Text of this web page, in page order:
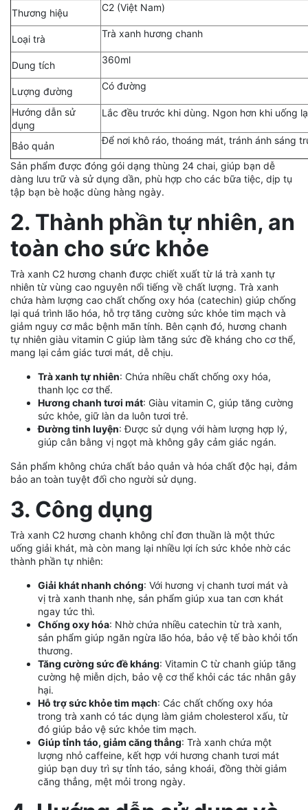
Thương hiệu C2 (Việt Nam)
Loại trà Trà xanh hương chanh
Dung tích 360ml
Lượng đường Có đường
Hướng dẫn sử
dụng
Lắc đều trước khi dùng. Ngon hơn khi uống
Bảo quản Để nơi khô ráo, thoáng mát, tránh ánh sáng
Sản phẩm được đóng gói dạng thùng 24 chai, giúp bạn dễ
dàng lưu trữ và sử dụng dần, phù hợp cho các bữa tiệc, dịp tụ
tập bạn bè hoặc dùng hàng ngày.
2. Thành phần tự nhiên, an
toàn cho sức khỏe
Trà xanh C2 hương chanh được chiết xuất từ lá trà xanh tự
nhiên từ vùng cao nguyên nổi tiếng về chất lượng. Trà xanh
chứa hàm lượng cao chất chống oxy hóa (catechin) giúp chống
lại quá trình lão hóa, hỗ trợ tăng cường sức khỏe tim mạch và
giảm nguy cơ mắc bệnh mãn tính. Bên cạnh đó, hương chanh
tự nhiên giàu vitamin C giúp làm tăng sức đề kháng cho cơ thể,
mang lại cảm giác tươi mát, dễ chịu.
Trà xanh tự nhiên: Chứa nhiều chất chống oxy hóa,
thanh lọc cơ thể.
Hương chanh tươi mát: Giàu vitamin C, giúp tăng cường
sức khỏe, giữ làn da luôn tươi trẻ.
Đường tinh luyện: Được sử dụng với hàm lượng hợp lý,
giúp cân bằng vị ngọt mà không gây cảm giác ngán.
Sản phẩm không chứa chất bảo quản và hóa chất độc hại, đảm
bảo an toàn tuyệt đối cho người sử dụng.
3. Công dụng
Trà xanh C2 hương chanh không chỉ đơn thuần là một thức
uống giải khát, mà còn mang lại nhiều lợi ích sức khỏe nhờ các
thành phần tự nhiên:
Giải khát nhanh chóng: Với hương vị chanh tươi mát và
vị trà xanh thanh nhẹ, sản phẩm giúp xua tan cơn khát
ngay tức thì.
Chống oxy hóa: Nhờ chứa nhiều catechin từ trà xanh,
sản phẩm giúp ngăn ngừa lão hóa, bảo vệ tế bào khỏi tổn
thương.
Tăng cường sức đề kháng: Vitamin C từ chanh giúp tăng
cường hệ miễn dịch, bảo vệ cơ thể khỏi các tác nhân gây
hại.
Hỗ trợ sức khỏe tim mạch: Các chất chống oxy hóa
trong trà xanh có tác dụng làm giảm cholesterol xấu, từ
đó giúp bảo vệ sức khỏe tim mạch.
Giúp tỉnh táo, giảm căng thẳng: Trà xanh chứa một
lượng nhỏ caffeine, kết hợp với hương chanh tươi mát
giúp bạn duy trì sự tỉnh táo, sảng khoái, đồng thời giảm
căng thẳng, mệt mỏi trong ngày.